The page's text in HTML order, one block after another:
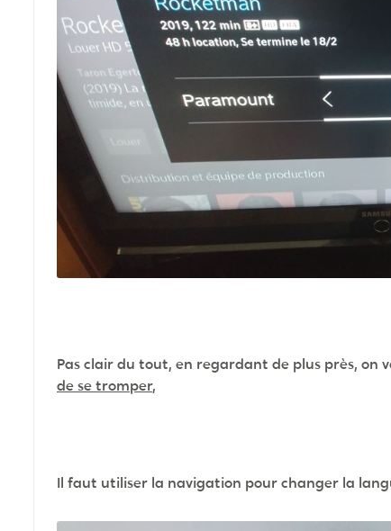
Pas clair du tout, en regardant de plus près, on
de se tromper,
Il faut utiliser la navigation pour changer la